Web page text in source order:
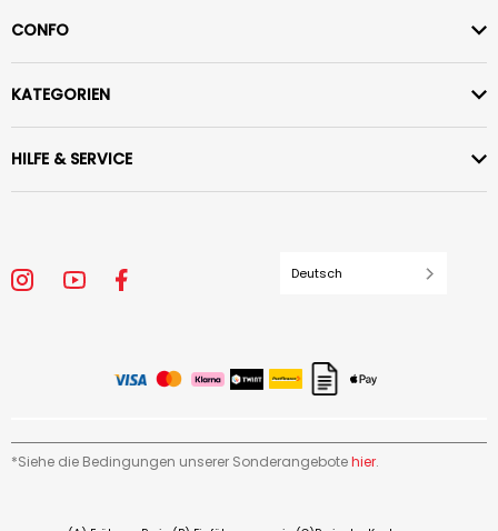
CONFO
KATEGORIEN
HILFE & SERVICE
Deutsch
*Siehe die Bedingungen unserer Sonderangebotehier.